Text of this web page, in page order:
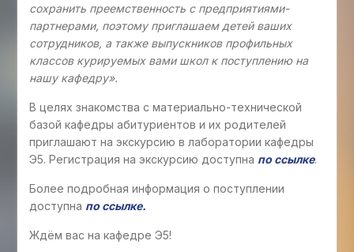
сохранить преемственность с предприятиями-
партнерами, поэтому приглашаем детей ваших
сотрудников, а также выпускников профильных
классов курируемых вами школ к поступлению на
нашу кафедру».
В целях знакомства с материально-технической
базой кафедры абитуриентов и их родителей
приглашают на экскурсию в лаборатории кафедры
Э5. Регистрация на экскурсию доступна по ссылке.
Более подробная информация о поступлении
доступна по ссылке.
Ждём вас на кафедре Э5!